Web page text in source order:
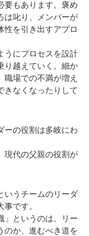
要もあります。褒め
は叱り、メンバーが
性を引き出すアプロ
うにプロセスを設計
り越えていく。細か
職場での不満が増え
きなくなったりして
ーの役割は多岐にわ
現代の父親の役割が
いうチームのリーダ
です。
」というのは、リー
のか、進むべき道を